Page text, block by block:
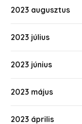
2023 augusztus
2023 július
2023 június
2023 május
2023 április